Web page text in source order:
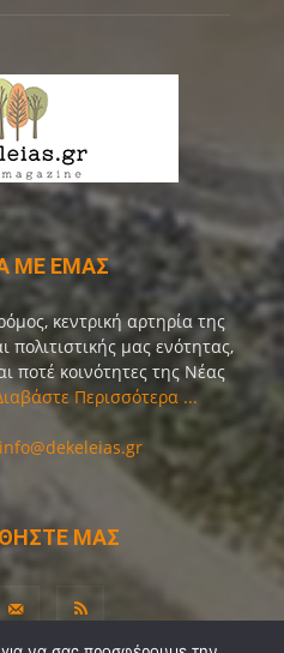
ΜΕ ΕΜΑΣ
κεντρική αρτηρία της
πολιτιστικής μας ενότητας,
ποτέ κοινότητες της Νέας
Περισσότερα ...
info@dekeleias.gr
ΜΑΣ